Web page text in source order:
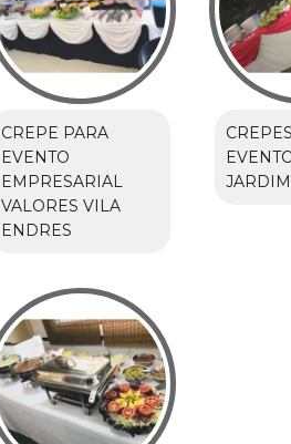
CREPE PARA
EVENTO
EMPRESARIAL
VALORES VILA
ENDRES